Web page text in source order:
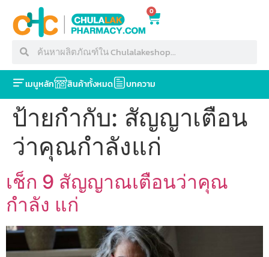
0
เมนูหลัก สินค้าทั้งหมด บทความ
ป้ายกำกับ: สัญญาเตือน
ว่าคุณกำลังแก่
เช็ก 9 สัญญาณเตือนว่าคุณ
กำลัง แก่